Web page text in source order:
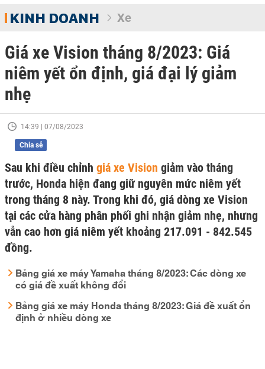
KINH DOANH Xe
Giá xe Vision tháng 8/2023: Giá
niêm yết ổn định, giá đại lý giảm
nhẹ
14:39 | 07/08/2023
Chia sẻ
Sau khi điều chỉnh giá xe Vision giảm vào tháng
trước, Honda hiện đang giữ nguyên mức niêm yết
trong tháng 8 này. Trong khi đó, giá dòng xe Vision
tại các cửa hàng phân phối ghi nhận giảm nhẹ, nhưng
vẫn cao hơn giá niêm yết khoảng 217.091 - 842.545
đồng.
Bảng giá xe máy Yamaha tháng 8/2023: Các dòng xe
có giá đề xuất không đổi
Bảng giá xe máy Honda tháng 8/2023: Giá đề xuất ổn
định ở nhiều dòng xe